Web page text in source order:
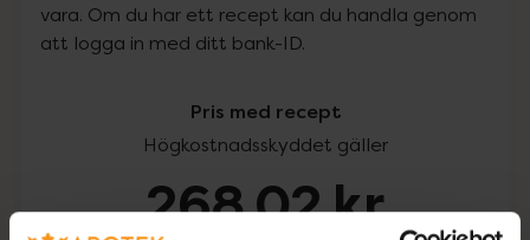
vara. Om du har ett recept kan du handla genom
att logga in med ditt bank-ID.
Pris med recept
Högkostnadsskyddet gäller
268,02 kr